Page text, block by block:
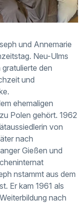
und Annemarie
Neu-Ulms
den
und
ehemaligen
Polen gehört. 1962
von
nach
Gießen und
nstammt aus dem
Er kam 1961 als
nach